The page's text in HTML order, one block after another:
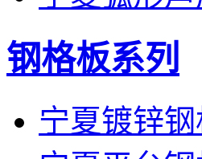
钢格板系列
宁夏镀锌钢